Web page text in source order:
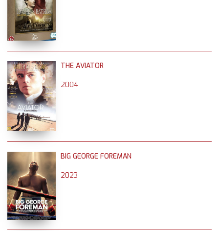
THE AVIATOR
2004
BIG GEORGE FOREMAN
2023